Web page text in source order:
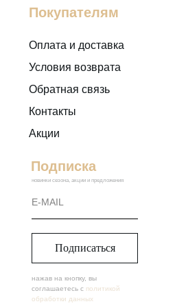
Покупателям
Оплата и доставка
Условия возврата
Обратная связь
Контакты
Акции
Подписаться
Подписка
нажав на кнопку, вы
соглашаетесь с политикой
обработки данных
новинки сезона, акции и предложения